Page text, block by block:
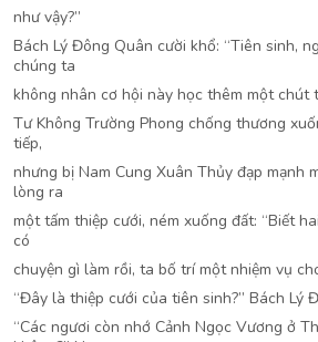
như vậy?”
Bách Lý Đông Quân cười khổ: “Tiên sinh,
chúng ta
không nhân cơ hội này học thêm một chút
Tư Không Trường Phong chống thương
tiếp,
nhưng bị Nam Cung Xuân Thủy đạp mạnh
lòng ra
một tấm thiệp cưới, ném xuống đất: “Biết
có
chuyện gì làm rồi, ta bố trí một nhiệm vụ
“Đây là thiệp cưới của tiên sinh?” Bách Lý
“Các ngươi còn nhớ Cảnh Ngọc Vương ở